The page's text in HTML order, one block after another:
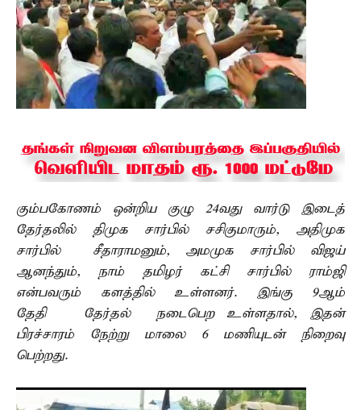
கும்பகோணம் ஒன்றிய குழு 24வது வார்டு இடைத்
தேர்தலில் திமுக சார்பில் சசிகுமாரும், அதிமுக
சார்பில் சீதாராமனும், அமமுக சார்பில் விஜய்
ஆனந்தும், நாம் தமிழர் கட்சி சார்பில் ராம்ஜி
என்பவரும் களத்தில் உள்ளனர். இங்கு 9ஆம்
தேதி தேர்தல் நடைபெற உள்ளதால், இதன்
பிரச்சாரம் நேற்று மாலை 6 மணியுடன் நிறைவு
பெற்றது.